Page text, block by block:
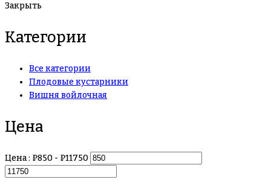
Закрыть
Категории
Все категории
Плодовые кустарники
Вишня войлочная
Цена
Цена : ₽850 - ₽11750